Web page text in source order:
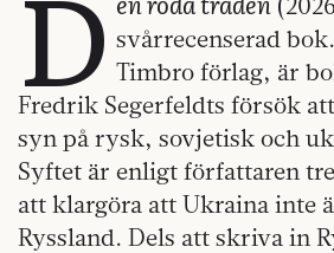
svårrecenserad
Timbro förlag, är
Fredrik Segerfeldts försök
syn på rysk, sovjetisk och
Syftet är enligt författaren
att klargöra att Ukraina inte
Ryssland. Dels att skriva in